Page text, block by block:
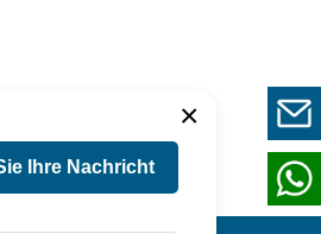
×
Ihre Nachricht